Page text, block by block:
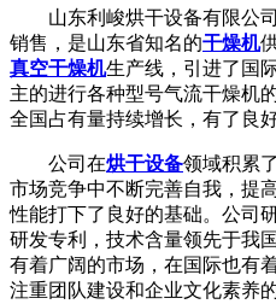
山东利峻烘干设备有限公
销售，是山东省知名的干燥机
真空干燥机生产线，引进了国
主的进行各种型号气流干燥机
全国占有量持续增长，有了良
公司在烘干设备领域积累
市场竞争中不断完善自我，提
性能打下了良好的基础。公司
研发专利，技术含量领先于我
有着广阔的市场，在国际也有
注重团队建设和企业文化素养